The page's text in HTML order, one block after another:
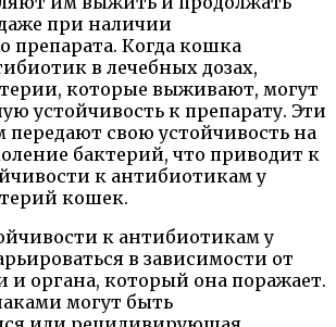
при наличии
препарата. Когда кошка
в лечебных дозах,
которые выживают, могут
устойчивость к препарату. Эти
передают свою устойчивость на
бактерий, что приводит к
к антибиотикам у
кошек.
к антибиотикам у
в зависимости от
органа, который она поражает.
могут быть